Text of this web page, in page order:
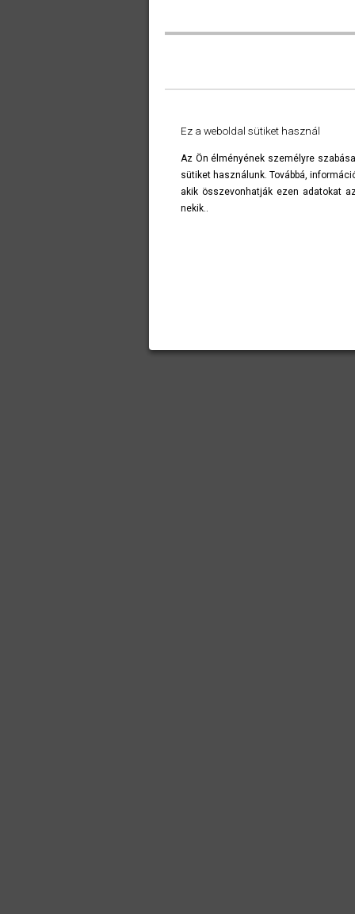
Ez a weboldal sütiket használ
Az Ön élményének személyre
sütiket használunk. Továbbá,
akik összevonhatják ezen adatokat
nekik..